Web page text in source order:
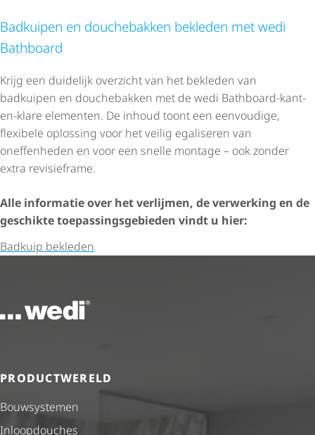
Badkuipen en douchebakken bekleden met wedi
Bathboard
Krijg een duidelijk overzicht van het bekleden van
badkuipen en douchebakken met de wedi Bathboard-kant-
en-klare elementen. De inhoud toont een eenvoudige,
flexibele oplossing voor het veilig egaliseren van
oneffenheden en voor een snelle montage – ook zonder
extra revisieframe.
Alle informatie over het verlijmen, de verwerking en de
geschikte toepas­sings­ge­bieden vindt u hier:
Badkuip bekleden
Naar de startpagina
PRODUCTWERELD
Bouwsystemen
Inloopdouches